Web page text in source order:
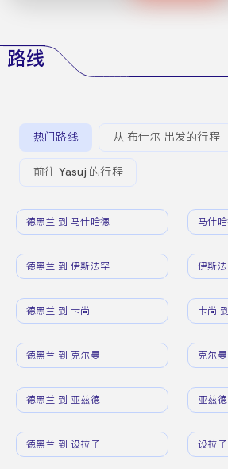
路线
热门路线 从 布什尔 出发的行程
前往 Yasuj 的行程
德黑兰 到 马什哈德 马什
德黑兰 到 伊斯法罕 伊斯
德黑兰 到 卡尚 卡尚
德黑兰 到 克尔曼 克尔
德黑兰 到 亚兹德 亚兹
德黑兰 到 设拉子 设拉